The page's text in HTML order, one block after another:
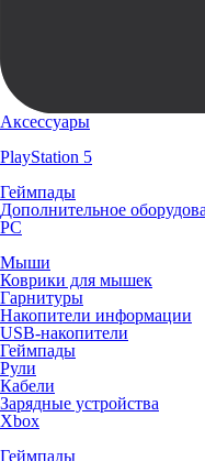
Аксессуары
PlayStation 5
Геймпады
Дополнительное
PC
Мыши
Коврики для мышек
Гарнитуры
Накопители информации
USB-накопители
Геймпады
Рули
Кабели
Зарядные устройства
Xbox
Геймпады